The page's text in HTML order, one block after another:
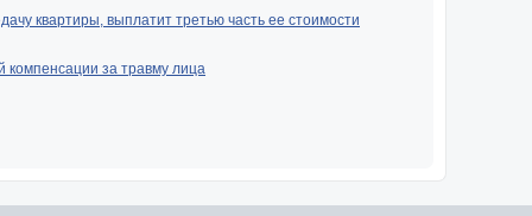
квартиры, выплатит третью часть ее стоимости
компенсации за травму лица